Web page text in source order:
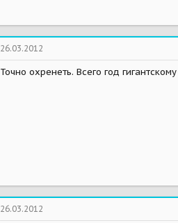
26.03.2012
Точно охренеть. Всего год
26.03.2012